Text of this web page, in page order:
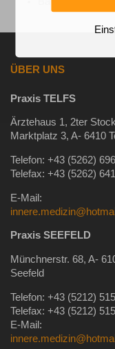
ÜBER UNS
Praxis TELFS
Ärztehaus 1, 2ter
Marktplatz 3, A- 6410
Telefon: +43 (5262)
Telefax: +43 (5262)
E-Mail:
Praxis SEEFELD
Münchnerstr. 68, A-
Seefeld
Telefon: +43 (5212)
Telefax: +43 (5212)
E-Mail: